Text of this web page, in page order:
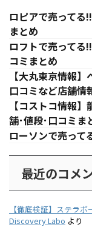
ロピアで売ってる
まとめ
ロフトで売ってる
コミまとめ
【大丸東京情報
口コミなど店舗情
【コストコ情報
舗･値段･口コミま
ローソンで売って
最近のコメ
【徹底検証】ステラ
Discovery Labo より